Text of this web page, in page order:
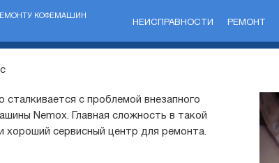
КОФЕМАШИН
НЕИСПРАВНОСТИ РЕМОНТ
сталкивается с проблемой внезапного
Nemox. Главная сложность в такой
хороший сервисный центр для ремонта.